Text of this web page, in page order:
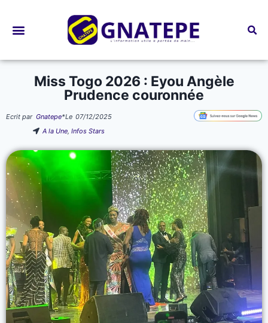
Miss Togo 2026 : Eyou Angèle
Prudence couronnée
Ecrit par Gnatepe*Le 07/12/2025
A la Une,Infos Stars